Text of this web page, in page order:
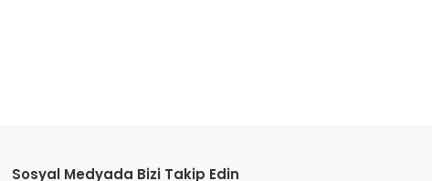
Sosyal Medyada Bizi Takip Edin